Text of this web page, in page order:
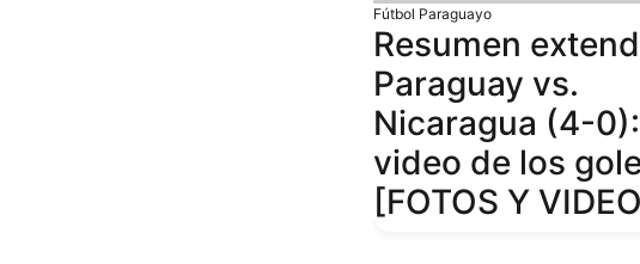
Fútbol Paraguayo
Resumen
Paraguay vs.
Nicaragua (4-0):
video de los
[FOTOS Y